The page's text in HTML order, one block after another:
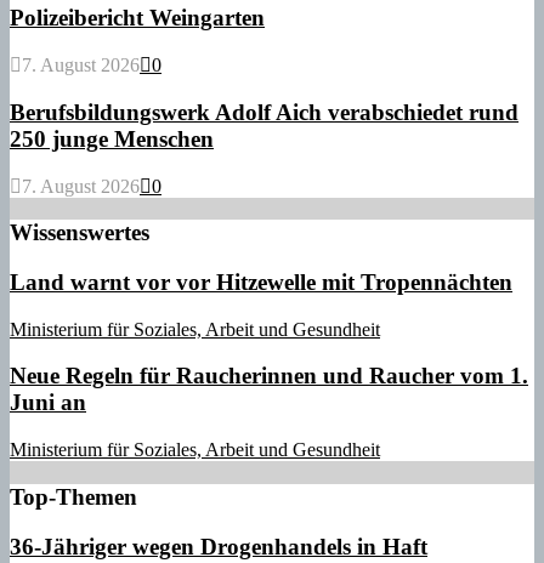
Polizeibericht Weingarten
7. August 2026 0
Berufsbildungswerk Adolf Aich verabschiedet rund
250 junge Menschen
7. August 2026 0
Wissenswertes
Land warnt vor vor Hitzewelle mit Tropennächten
Ministerium für Soziales, Arbeit und Gesundheit
Neue Regeln für Raucherinnen und Raucher vom 1.
Juni an
Ministerium für Soziales, Arbeit und Gesundheit
Top-Themen
36-Jähriger wegen Drogenhandels in Haft